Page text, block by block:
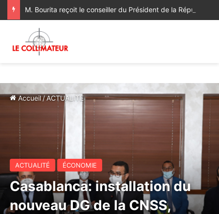
Accueil/ACTUALITÉ
ACTUALITÉ ÉCONOMIE
Casablanca: installation du
nouveau DG de la CNSS,